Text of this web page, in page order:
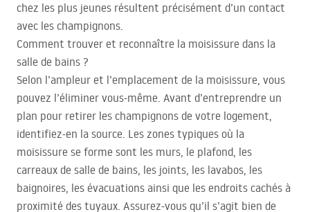
chez les plus jeunes résultent précisément d’un contact
avec les champignons.
Comment trouver et reconnaître la moisissure dans la
salle de bains ?
Selon l’ampleur et l’emplacement de la moisissure, vous
pouvez l’éliminer vous-même. Avant d’entreprendre un
plan pour retirer les champignons de votre logement,
identifiez-en la source. Les zones typiques où la
moisissure se forme sont les murs, le plafond, les
carreaux de salle de bains, les joints, les lavabos, les
baignoires, les évacuations ainsi que les endroits cachés à
proximité des tuyaux. Assurez-vous qu’il s’agit bien de